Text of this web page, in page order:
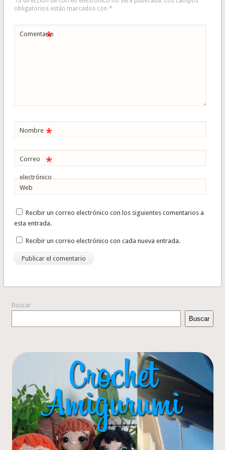
obligatorios están marcados con *
Comentario
*
Nombre *
Correo
electrónico
*
Web
Recibir un correo electrónico con los siguientes comentarios a
esta entrada.
Recibir un correo electrónico con cada nueva entrada.
Buscar
Buscar